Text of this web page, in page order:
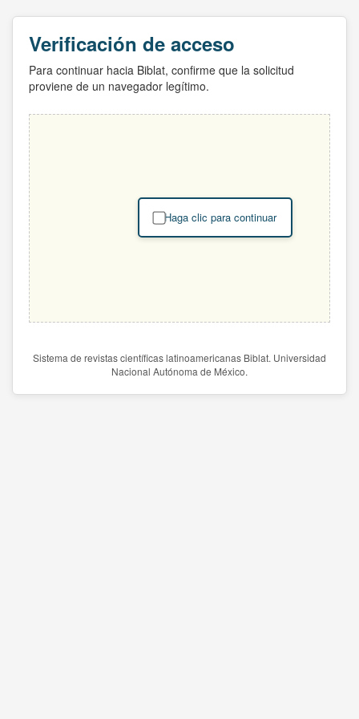
Verificación de acceso
Para continuar hacia Biblat, confirme que la solicitud
proviene de un navegador legítimo.
Haga clic para continuar
Sistema de revistas científicas latinoamericanas Biblat. Universidad
Nacional Autónoma de México.